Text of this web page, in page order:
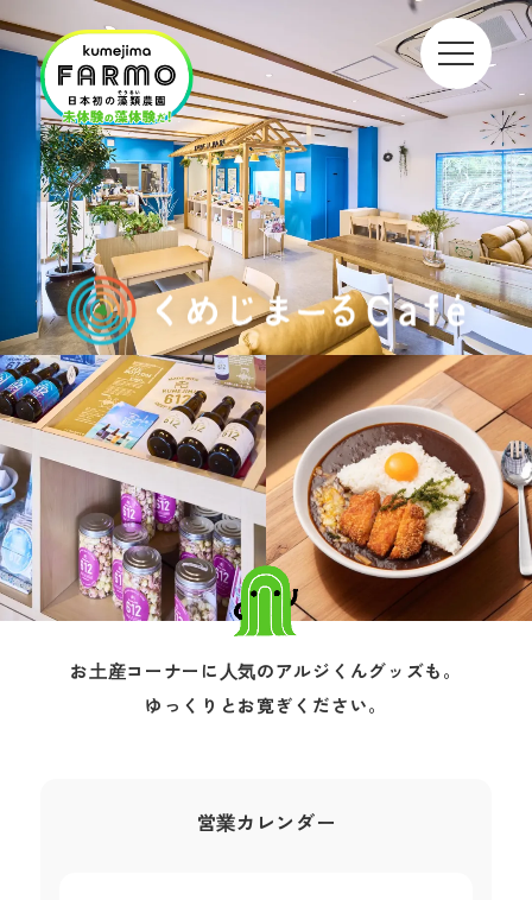
お⼟産コーナーに⼈気のアルジくんグッズも。
ゆっくりとお寛ぎください。
営業カレンダー